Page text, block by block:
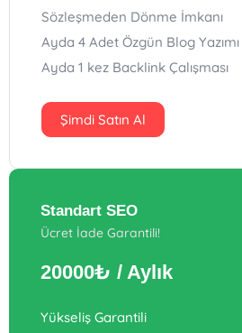
Sözleşmeden Dönme İmkanı
Ayda 4 Adet Özgün Blog Yazımı
Ayda 1 kez Backlink Çalışması
Şimdi Satın Al
Standart SEO
Ücret İade Garantili!
20000₺ / Aylık
Yükseliş Garantili